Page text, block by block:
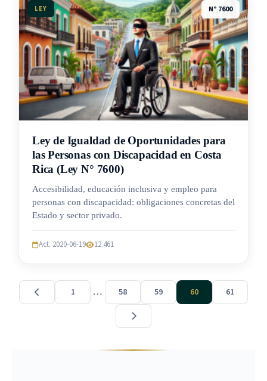
LEY N° 7600
Ley de Igualdad de Oportunidades para
las Personas con Discapacidad en Costa
Rica (Ley N° 7600)
Accesibilidad, educación inclusiva y empleo para
personas con discapacidad: obligaciones concretas del
Estado y sector privado.
Act. 2020-06-19 12.461
1 … 58 59 60 61